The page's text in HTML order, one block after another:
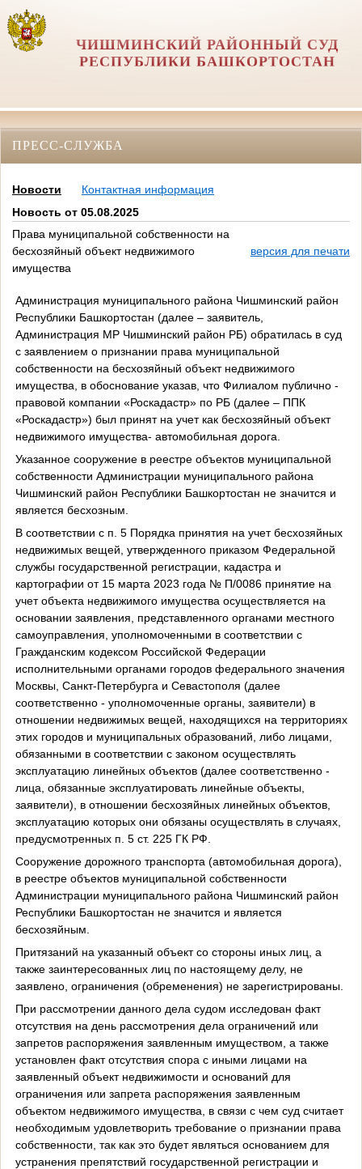
ЧИШМИНСКИЙ РАЙОННЫЙ СУД
РЕСПУБЛИКИ БАШКОРТОСТАН
ПРЕСС-СЛУЖБА
Новости
Контактная информация
Новость от 05.08.2025
Права муниципальной собственности на
бесхозяйный объект недвижимого
имущества
версия для печати
Администрация муниципального района Чишминский район
Республики Башкортостан (далее – заявитель,
Администрация МР Чишминский район РБ) обратилась в суд
с заявлением о признании права муниципальной
собственности на бесхозяйный объект недвижимого
имущества, в обоснование указав, что Филиалом публично -
правовой компании «Роскадастр» по РБ (далее – ППК
«Роскадастр») был принят на учет как бесхозяйный объект
недвижимого имущества- автомобильная дорога.
Указанное сооружение в реестре объектов муниципальной
собственности Администрации муниципального района
Чишминский район Республики Башкортостан не значится и
является бесхозным.
В соответствии с п. 5 Порядка принятия на учет бесхозяйных
недвижимых вещей, утвержденного приказом Федеральной
службы государственной регистрации, кадастра и
картографии от 15 марта 2023 года № П/0086 принятие на
учет объекта недвижимого имущества осуществляется на
основании заявления, представленного органами местного
самоуправления, уполномоченными в соответствии с
Гражданским кодексом Российской Федерации
исполнительными органами городов федерального значения
Москвы, Санкт-Петербурга и Севастополя (далее
соответственно - уполномоченные органы, заявители) в
отношении недвижимых вещей, находящихся на территориях
этих городов и муниципальных образований, либо лицами,
обязанными в соответствии с законом осуществлять
эксплуатацию линейных объектов (далее соответственно -
лица, обязанные эксплуатировать линейные объекты,
заявители), в отношении бесхозяйных линейных объектов,
эксплуатацию которых они обязаны осуществлять в случаях,
предусмотренных п. 5 ст. 225 ГК РФ.
Сооружение дорожного транспорта (автомобильная дорога),
в реестре объектов муниципальной собственности
Администрации муниципального района Чишминский район
Республики Башкортостан не значится и является
бесхозяйным.
Притязаний на указанный объект со стороны иных лиц, а
также заинтересованных лиц по настоящему делу, не
заявлено, ограничения (обременения) не зарегистрированы.
При рассмотрении данного дела судом исследован факт
отсутствия на день рассмотрения дела ограничений или
запретов распоряжения заявленным имуществом, а также
установлен факт отсутствия спора с иными лицами на
заявленный объект недвижимости и оснований для
ограничения или запрета распоряжения заявленным
объектом недвижимого имущества, в связи с чем суд считает
необходимым удовлетворить требование о признании права
собственности, так как это будет являться основанием для
устранения препятствий государственной регистрации и